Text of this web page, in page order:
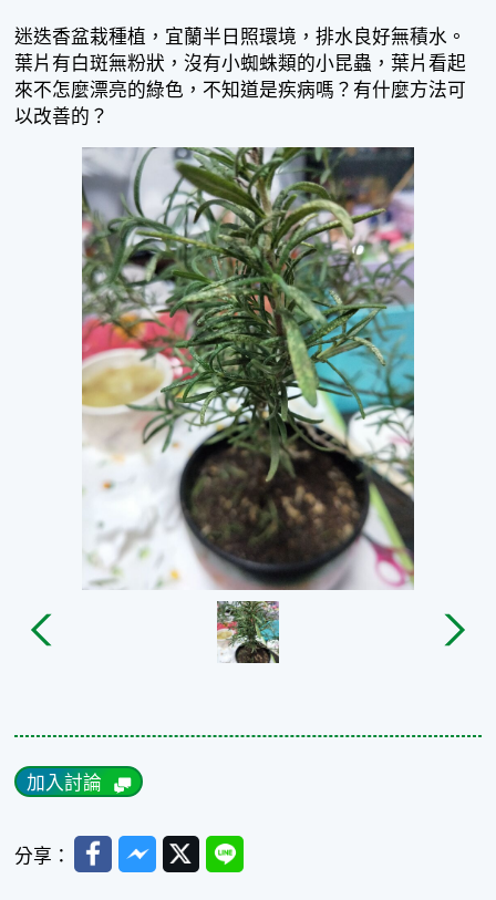
迷迭香盆栽種植，宜蘭半日照環境，排水良好無積水。
葉片有白斑無粉狀，沒有小蜘蛛類的小昆蟲，葉片看起
來不怎麼漂亮的綠色，不知道是疾病嗎？有什麼方法可
以改善的？
加入討論
分享： FacebookMessenger
TwitterLine